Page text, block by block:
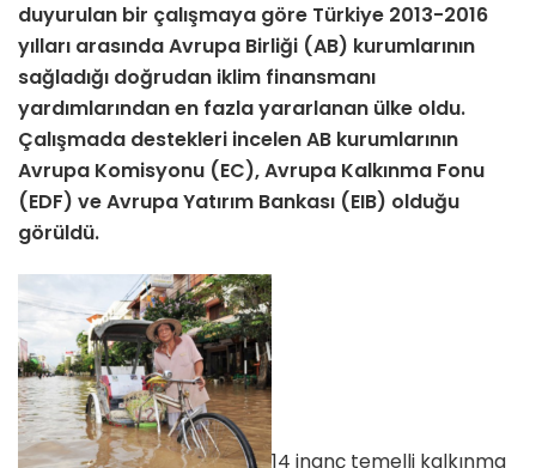
duyurulan bir çalışmaya göre Türkiye 2013-2016
yılları arasında Avrupa Birliği (AB) kurumlarının
sağladığı doğrudan iklim finansmanı
yardımlarından en fazla yararlanan ülke oldu.
Çalışmada destekleri incelen AB kurumlarının
Avrupa Komisyonu (EC), Avrupa Kalkınma Fonu
(EDF) ve Avrupa Yatırım Bankası (EIB) olduğu
görüldü.
14 inanç temelli kalkınma